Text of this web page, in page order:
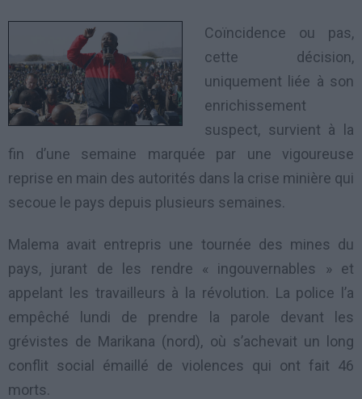
Coïncidence ou pas,
cette décision,
uniquement liée à son
enrichissement
suspect, survient à la
fin d’une semaine marquée par une vigoureuse
reprise en main des autorités dans la crise minière qui
secoue le pays depuis plusieurs semaines.
Malema avait entrepris une tournée des mines du
pays, jurant de les rendre « ingouvernables » et
appelant les travailleurs à la révolution. La police l’a
empêché lundi de prendre la parole devant les
grévistes de Marikana (nord), où s’achevait un long
conflit social émaillé de violences qui ont fait 46
morts.